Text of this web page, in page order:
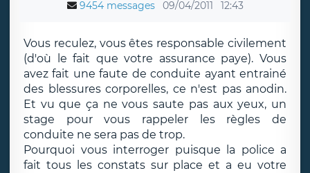
9454 messages 09/04/2011 12:43
Vous reculez, vous êtes responsable civilement
(d'où le fait que votre assurance paye). Vous
avez fait une faute de conduite ayant entrainé
des blessures corporelles, ce n'est pas anodin.
Et vu que ça ne vous saute pas aux yeux, un
stage pour vous rappeler les règles de
conduite ne sera pas de trop.
Pourquoi vous interroger puisque la police a
fait tous les constats sur place et a eu votre